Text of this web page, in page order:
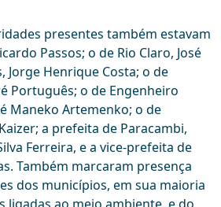
presentes também estavam
Passos; o de Rio Claro, José
Jorge Henrique Costa; o de
Português; o de Engenheiro
Maneko Artemenko; o de
a prefeita de Paracambi,
Ferreira, e a vice-prefeita de
Também marcaram presença
dos municípios, em sua maioria